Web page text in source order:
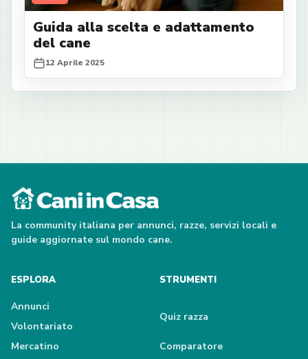
Guida alla scelta e adattamento
del cane
12 Aprile 2025
La community italiana per annunci, razze, servizi locali e
guide aggiornate sul mondo cane.
ESPLORA
Annunci
Volontariato
Mercatino
STRUMENTI
Quiz razza
Comparatore